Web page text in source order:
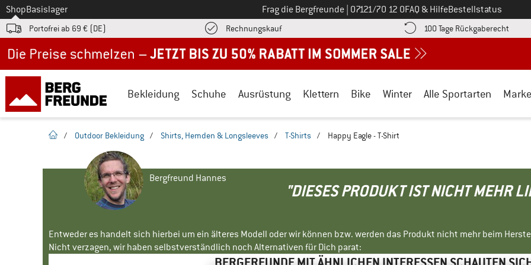
Zum
ShopBasislager Frag die Bergfreunde Ruf uns an unter
07121/70 12 0FAQ & HilfeBestellstatus
Portofrei ab 69 € (DE) RechnungskaufFinde die Zahlungs-Infos hier! Öffnet sich in einer Infobox
100 Tage Rückgaberecht
Bekleidung Schuhe Ausrüstung Klettern Bike Winter Alle Sportarten
Startseite
/ Outdoor Bekleidung / Shirts, Hemden & Longsleeves / T-Shirts / Happy Eagle - T-Shirt
Bergfreund Hannes
"DIESES PRODUKT IST NICHT MEHR
Entweder es handelt sich hierbei um ein älteres Modell oder wir können bzw. werden das Produkt nicht mehr beim
Nicht verzagen, wir haben selbstverständlich noch Alternativen für Dich parat: